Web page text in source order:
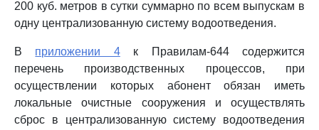
200 куб. метров в сутки суммарно по всем выпускам в
одну централизованную систему водоотведения.
В приложении 4к Правилам-644 содержится
перечень производственных процессов, при
осуществлении которых абонент обязан иметь
локальные очистные сооружения и осуществлять
сброс в централизованную систему водоотведения